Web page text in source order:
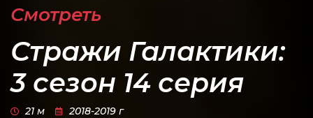
Смотреть
Стражи Галактики:
3 сезон 14 серия
21 м 2018-2019 г